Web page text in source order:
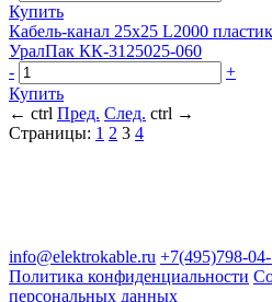
Купить
Кабель-канал 25х25 L2000
УралПак КК-3125025-060
-
+
Купить
← ctrl Пред. След. ctrl →
Страницы: 1 2 3 4
info@elektrokable.ru +7(495)798-
Политика конфиденциальности
персональных данных